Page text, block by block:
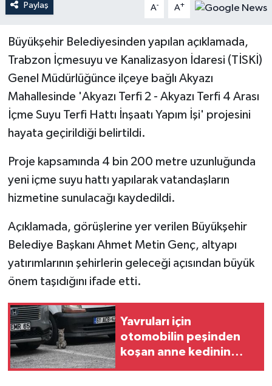
Paylaş A- A+
Büyükşehir Belediyesinden yapılan açıklamada,
Trabzon İçmesuyu ve Kanalizasyon İdaresi (TİSKİ)
Genel Müdürlüğünce ilçeye bağlı Akyazı
Mahallesinde 'Akyazı Terfi 2 - Akyazı Terfi 4 Arası
İçme Suyu Terfi Hattı İnşaatı Yapım İşi' projesini
hayata geçirildiği belirtildi.
Proje kapsamında 4 bin 200 metre uzunluğunda
yeni içme suyu hattı yapılarak vatandaşların
hizmetine sunulacağı kaydedildi.
Açıklamada, görüşlerine yer verilen Büyükşehir
Belediye Başkanı Ahmet Metin Genç, altyapı
yatırımlarının şehirlerin geleceği açısından büyük
önem taşıdığını ifade etti.
Yavruları için
otomobilin peşinden
koşan anne kedinin